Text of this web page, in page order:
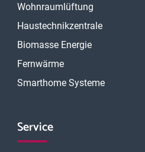
Wohnraumlüftung
Haustechnikzentrale
Biomasse Energie
Fernwärme
Smarthome Systeme
Service